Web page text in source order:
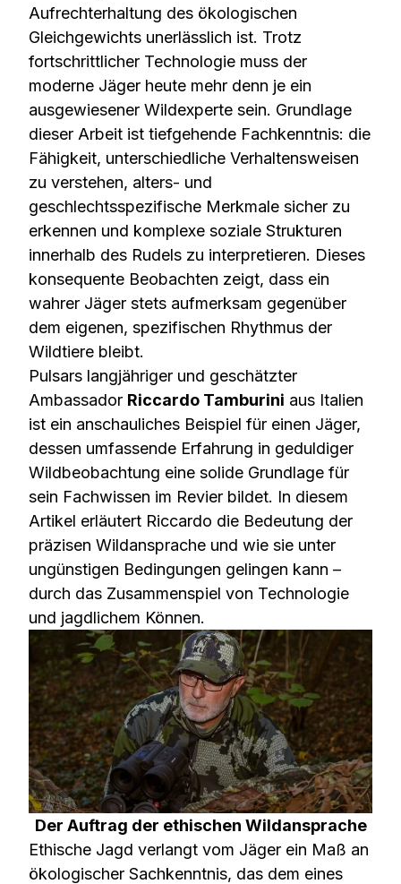
Aufrechterhaltung des ökologischen
Gleichgewichts unerlässlich ist. Trotz
fortschrittlicher Technologie muss der
moderne Jäger heute mehr denn je ein
ausgewiesener Wildexperte sein. Grundlage
dieser Arbeit ist tiefgehende Fachkenntnis: die
Fähigkeit, unterschiedliche Verhaltensweisen
zu verstehen, alters- und
geschlechtsspezifische Merkmale sicher zu
erkennen und komplexe soziale Strukturen
innerhalb des Rudels zu interpretieren. Dieses
konsequente Beobachten zeigt, dass ein
wahrer Jäger stets aufmerksam gegenüber
dem eigenen, spezifischen Rhythmus der
Wildtiere bleibt.
Pulsars langjähriger und geschätzter
Ambassador Riccardo Tamburini aus Italien
ist ein anschauliches Beispiel für einen Jäger,
dessen umfassende Erfahrung in geduldiger
Wildbeobachtung eine solide Grundlage für
sein Fachwissen im Revier bildet. In diesem
Artikel erläutert Riccardo die Bedeutung der
präzisen Wildansprache und wie sie unter
ungünstigen Bedingungen gelingen kann –
durch das Zusammenspiel von Technologie
und jagdlichem Können.
Der Auftrag der ethischen Wildansprache
Ethische Jagd verlangt vom Jäger ein Maß an
ökologischer Sachkenntnis, das dem eines